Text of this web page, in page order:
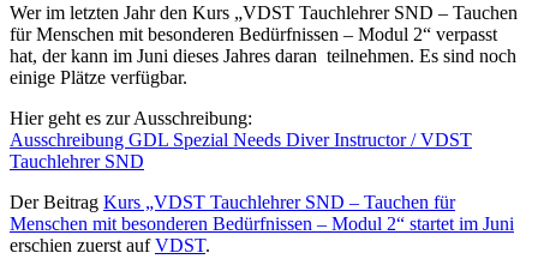
Wer im letzten Jahr den Kurs „VDST Tauchlehrer SND – Tauchen
für Menschen mit besonderen Bedürfnissen – Modul 2“ verpasst
hat, der kann im Juni dieses Jahres daran teilnehmen. Es sind noch
einige Plätze verfügbar.
Hier geht es zur Ausschreibung:
Ausschreibung GDL Spezial Needs Diver Instructor / VDST
Tauchlehrer SND
Der Beitrag Kurs „VDST Tauchlehrer SND – Tauchen für
Menschen mit besonderen Bedürfnissen – Modul 2“ startet im Juni
erschien zuerst aufVDST.